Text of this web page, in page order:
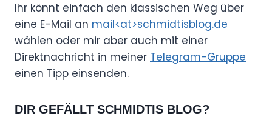
Ihr könnt einfach den klassischen Weg über
eine E-Mail an mail<at>schmidtisblog.de
wählen oder mir aber auch mit einer
Direktnachricht in meiner Telegram-Gruppe
einen Tipp einsenden.
DIR GEFÄLLT SCHMIDTIS BLOG?